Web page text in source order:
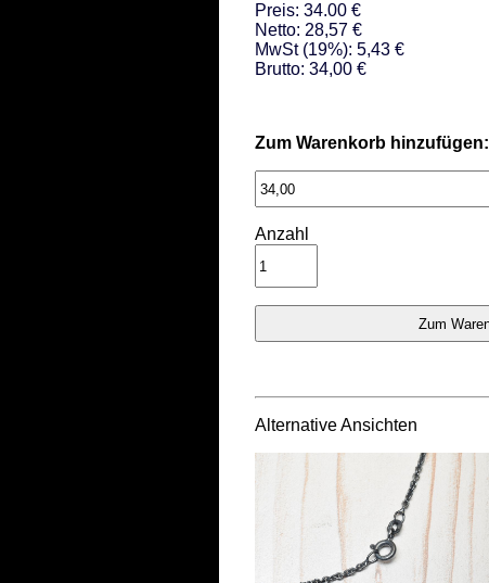
Preis: 34.00 €
Netto: 28,57 €
MwSt (19%): 5,43 €
Brutto: 34,00 €
Zum Warenkorb hinzufügen:
Anzahl
Alternative Ansichten